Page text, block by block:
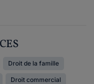
Droit de la famille
Droit commercial